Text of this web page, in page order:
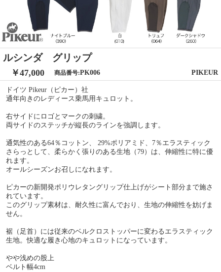
ルシンダ グリップ
￥47,000 商品番号:PK006 PIKEUR
ドイツ Pikeur（ピカー）社
通年向きのレディース乗馬用キュロット。
右サイドにロゴとマークの刺繍。
両サイドのステッチが縦長のラインを強調します。
通気性のある64％コットン、 29%ポリアミド、7％エラスティック
さらっとして、柔らかく張りのある生地（79）は、伸縮性に特に優
れます。
オールシーズンお召しになれます。
ピカーの新開発ポリウレタングリップ仕上げがシート部分まで施さ
れています。
このグリップ素材は、耐久性に富んでおり、生地の伸縮性を妨げま
せん。
裾（足首）には従来のベルクロストッパーに変わるエラスティック
生地。快適な履き心地のキュロットになっています。
やや浅めの股上
ベルト幅4cm